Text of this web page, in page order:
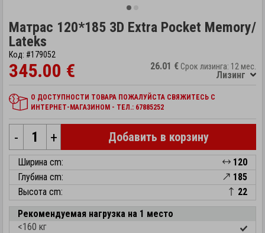
Матрас 120*185 3D Extra Pocket Memory/
Lateks
Код: #179052
345.00 € 26.01 € Срок лизинга: 12 мес.
Лизинг
О ДОСТУПНОСТИ ТОВАРА ПОЖАЛУЙСТА СВЯЖИТЕСЬ С
ИНТЕРНЕТ-МАГАЗИНОМ - ТЕЛ.: 67885252
- + Добавить в корзину
Ширина cm:
120
Глубина cm:
185
Высота cm:
22
Рекомендуемая нагрузка на 1 место
<160 кг